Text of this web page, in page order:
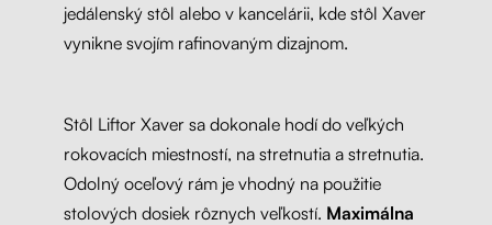
jedálenský stôl alebo v kancelárii, kde stôl Xaver
vynikne svojím rafinovaným dizajnom.
Stôl Liftor Xaver sa dokonale hodí do veľkých
rokovacích miestností, na stretnutia a stretnutia.
Odolný oceľový rám je vhodný na použitie
stolových dosiek rôznych veľkostí. Maximálna